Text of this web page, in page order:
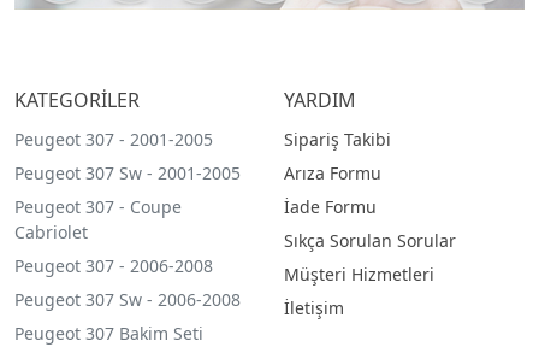
KATEGORİLER
Peugeot 307 - 2001-2005
Peugeot 307 Sw - 2001-2005
Peugeot 307 - Coupe
Cabriolet
Peugeot 307 - 2006-2008
Peugeot 307 Sw - 2006-2008
Peugeot 307 Bakim Seti
YARDIM
Sipariş Takibi
Arıza Formu
İade Formu
Sıkça Sorulan Sorular
Müşteri Hizmetleri
İletişim